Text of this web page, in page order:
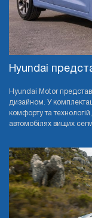
Hyundai
Hyundai Motor
дизайном. У
комфорту та
автомобілях вищих